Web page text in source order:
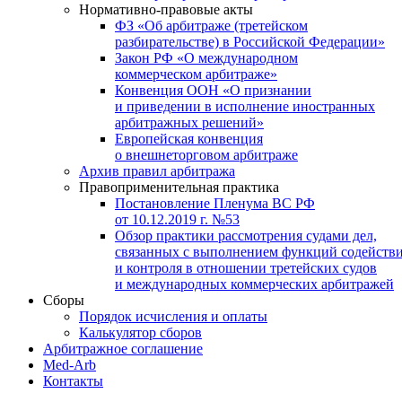
Нормативно-правовые акты
ФЗ «Об арбитраже (третейском
разбирательстве) в Российской Федерации»
Закон РФ «О международном
коммерческом арбитраже»
Конвенция ООН «О признании
и приведении в исполнение иностранных
арбитражных решений»
Европейская конвенция
о внешнеторговом арбитраже
Архив правил арбитража
Правоприменительная практика
Постановление Пленума ВС РФ
от 10.12.2019 г. №53
Обзор практики рассмотрения судами дел,
связанных с выполнением функций
и контроля в отношении третейских судов
и международных коммерческих арбитражей
Сборы
Порядок исчисления и оплаты
Калькулятор сборов
Арбитражное соглашение
Med-Arb
Контакты